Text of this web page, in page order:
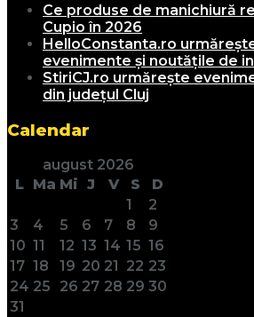
Ce produse de manichiură
Cupio în 2026
HelloConstanta.ro
evenimente și noutățile de
StiriCJ.ro urmărește
din județul Cluj
Calendar
august 2026
L Ma Mi J V S
D
1
2
3
4 5 6 7 8
9
10 11 12 13 14 15 16
17 18 19 20 21 22 23
24 25 26 27 28 29 30
31